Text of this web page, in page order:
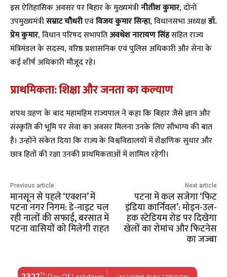
​इस ऐतिहासिक अवसर पर बिहार के मुख्यमंत्रीनीतीश कुमार, दोनों
उपमुख्यमंत्रीसम्राट चौधरीएवंविजय कुमार सिन्हा, विधानसभा अध्यक्षडॉ.
प्रेम कुमार, विधान परिषद सभापतिअवधेश नारायण सिंहसहित राज्य
मंत्रिमंडल के सदस्य, वरिष्ठ प्रशासनिक एवं पुलिस अधिकारी और सेना के
कई शीर्ष अधिकारी मौजूद रहे।
प्राथमिकता: शिक्षा और जनता का कल्याण
​शपथ ग्रहण के बाद महामहिम राज्यपाल ने कहा कि बिहार जैसे ज्ञान और
संस्कृति की भूमि पर सेवा का अवसर मिलना उनके लिए सौभाग्य की बात
है। उन्होंने संकेत दिया कि राज्य के विश्वविद्यालयों में शैक्षणिक सुधार और
छात्र हितों की रक्षा उनकी प्राथमिकताओं में शामिल रहेगी।
Previous article
मानसून से पहले ‘एक्शन’ में
पटना नगर निगम: डे-नाइट चल
रही नालों की सफाई, बरसात में
पटना वासियों को मिलेगी राहत
Next article
पटना में कल सजेगा ‘फिट
इंडिया कार्निवल’: मोइन-उल-
हक स्टेडियम रोड पर दिखेगा
खेलों का रोमांच और फिटनेस
का जज्बा